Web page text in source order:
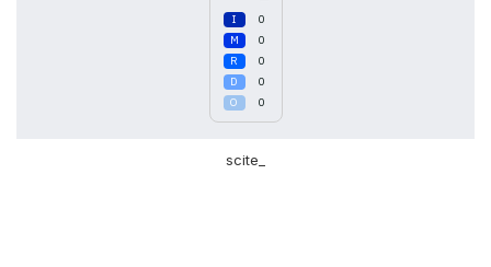
0
0
0
0
0
scite_